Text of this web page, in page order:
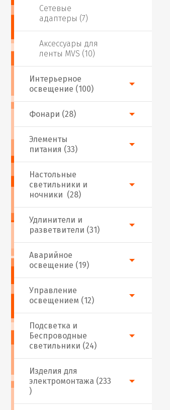
Фонари (28)
Аварийное
освещение (19)
Настольные
светильники и
ночники (28)
Подсветка и
Беспроводные
светильники (24)
Интерьерное
освещение (100)
Изделия для
электромонтажа (233
)
Сетевые
адаптеры (7)
Аксессуары для
ленты MVS (10)
Удлинители и
разветвители (31)
Управление
освещением (12)
Элементы
питания (33)